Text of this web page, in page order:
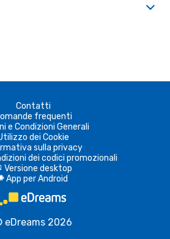
Contatti
frequenti
e Condizioni Generali
dei Cookie
sulla privacy
dei codici promozionali
Versione desktop
App per Android
eDreams 2026